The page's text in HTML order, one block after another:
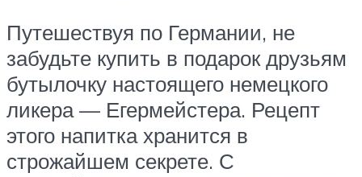
Путешествуя по Германии, не
забудьте купить в подарок друзьям
бутылочку настоящего немецкого
ликера — Егермейстера. Рецепт
этого напитка хранится в
строжайшем секрете. С